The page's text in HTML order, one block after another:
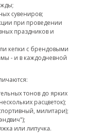
сувениров;
при проведении
праздников и
кепки с брендовыми
- и в каждодневной
тонов до ярких
расцветок);
милитари);
или липучка.